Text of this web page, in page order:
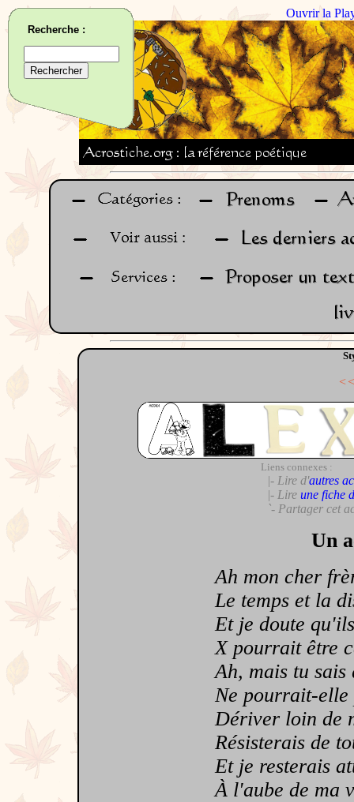
Ouvrir la
Liens connexes :
|- Lire d'autres
|- Lire une fiche
`- Partager cet
Un
Ah mon cher
Le temps et la
Et je doute qu'ils
X pourrait être
Ah, mais tu sais
Ne pourrait-elle
Dériver loin de
Résisterais de
Et je resterais
À l'aube de ma
Recherche :